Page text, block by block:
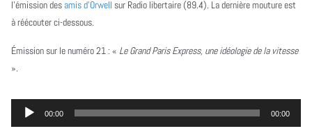
l’émission des amis d’Orwell sur Radio libertaire (89.4). La dernière mouture est
à réécouter ci-dessous.
Émission sur le numéro 21 : « Le Grand Paris Express, une idéologie de la vitesse
».
e
00:00 00:00